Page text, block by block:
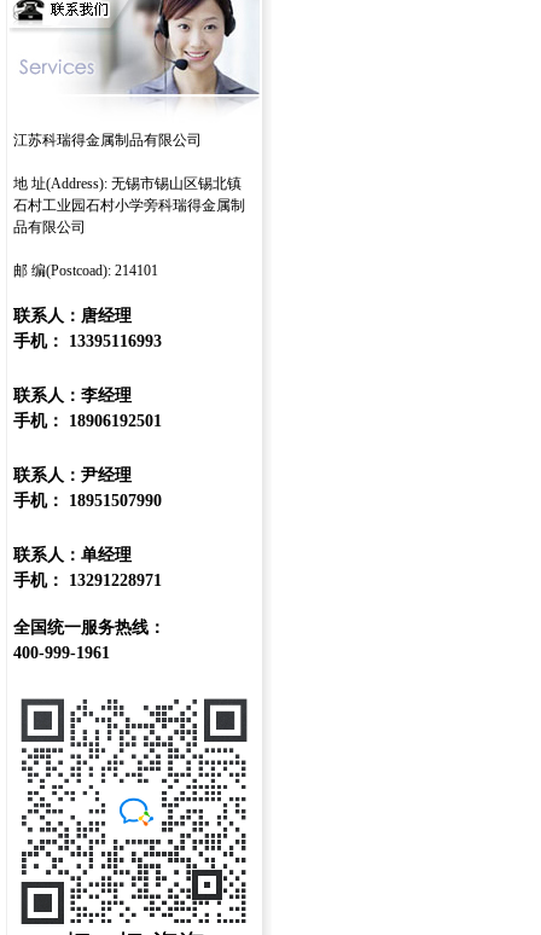
江苏科瑞得金属制品有限公司
地 址(Address): 无锡市锡山区锡北镇
石村工业园石村小学旁科瑞得金属制
品有限公司
邮 编(Postcoad): 214101
联系人：唐经理
手机： 13395116993
联系人：李经理
手机： 18906192501
联系人：尹经理
手机： 18951507990
联系人：单经理
手机： 13291228971
全国统一服务热线：
400-999-1961